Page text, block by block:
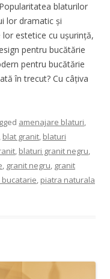
blaturilor
lor dramatic și
estetice cu ușurință,
pentru bucătărie
pentru bucătărie
în trecut? Cu câțiva
amenajare blaturi,
, blat granit, blaturi
, blaturi granit negru,
, granit negru, granit
, piatra naturala